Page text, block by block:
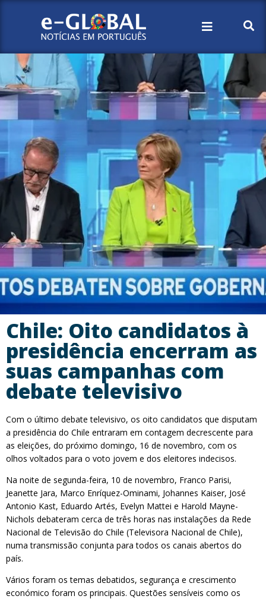
Chile: Oito candidatos à
presidência encerram as
suas campanhas com
debate televisivo
Com o último debate televisivo, os oito candidatos que disputam
a presidência do Chile entraram em contagem decrescente para
as eleições, do próximo domingo, 16 de novembro, com os
olhos voltados para o voto jovem e dos eleitores indecisos.
Na noite de segunda-feira, 10 de novembro, Franco Parisi,
Jeanette Jara, Marco Enríquez-Ominami, Johannes Kaiser, José
Antonio Kast, Eduardo Artés, Evelyn Mattei e Harold Mayne-
Nichols debateram cerca de três horas nas instalações da Rede
Nacional de Televisão do Chile (Televisora ​​Nacional de Chile),
numa transmissão conjunta para todos os canais abertos do
país.
Vários foram os temas debatidos, segurança e crescimento
económico foram os principais. Questões sensíveis como os